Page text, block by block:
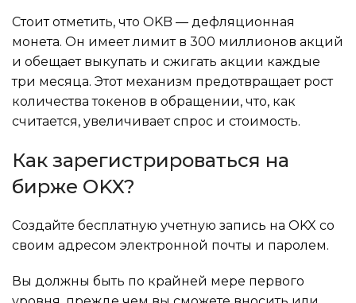
Стоит отметить, что OKB — дефляционная
монета. Он имеет лимит в 300 миллионов акций
и обещает выкупать и сжигать акции каждые
три месяца. Этот механизм предотвращает рост
количества токенов в обращении, что, как
считается, увеличивает спрос и стоимость.
Как зарегистрироваться на
бирже OKX?
Создайте бесплатную учетную запись на OKX со
своим адресом электронной почты и паролем.
Вы должны быть по крайней мере первого